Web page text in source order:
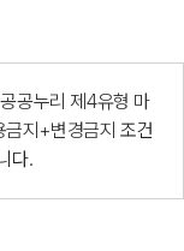
공공누리 제4유형 마
지+변경금지 조건
다.